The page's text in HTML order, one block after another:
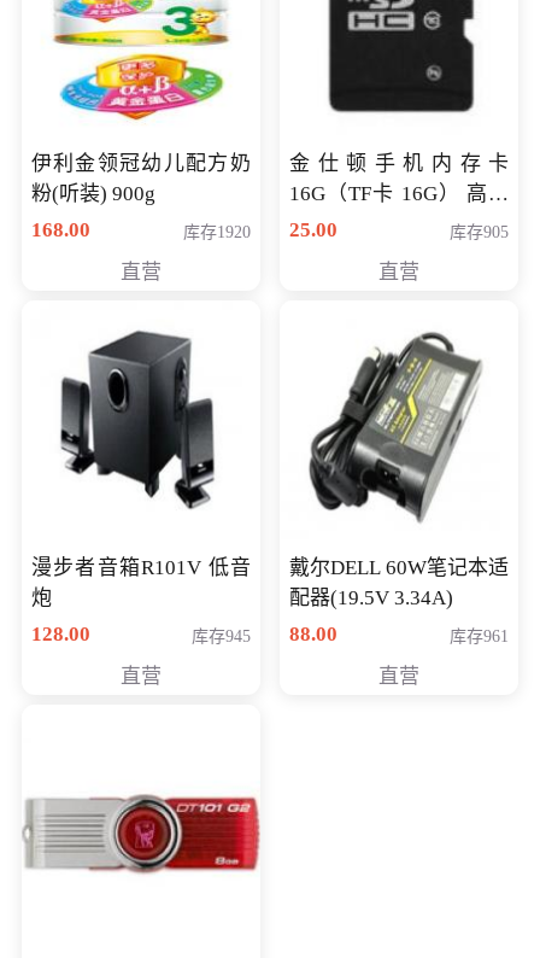
伊利金领冠幼儿配方奶
粉(听装) 900g
168.00
库存1920
直营
金仕顿手机内存卡
16G（TF卡 16G） 高速
卡 CLASS 10
25.00 库存905
直营
漫步者音箱R101V 低音
炮
128.00
库存945
直营
戴尔DELL 60W笔记本适
配器(19.5V 3.34A)
88.00
库存961
直营